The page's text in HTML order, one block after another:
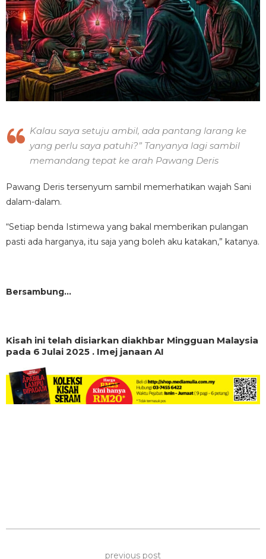
Kalau saya setuju ambil, ada pantang larang ke
yang perlu saya patuhi?” Tanyanya lagi sambil
memandang tepat ke arah Pawang Deris
Pawang Deris tersenyum sambil memerhatikan wajah Sani
dalam-dalam.
“Setiap benda Istimewa yang bakal memberikan pulangan
pasti ada harganya, itu saja yang boleh aku katakan,” katanya.
Bersambung…
Kisah ini telah disiarkan diakhbar Mingguan Malaysia
pada 6 Julai 2025 . Imej janaan AI
previous post